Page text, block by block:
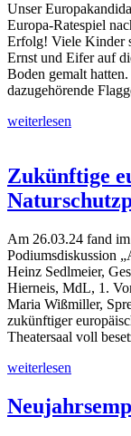
Unser
Europa-Ratespiel
Erfolg! Viele Kinder
Ernst und Eifer auf
Boden gemalt
dazugehörende
weiterlesen
Zukünftige
Am 26.03.24 fand
Podiumsdiskussion
Heinz Sedlmeier,
Hierneis, MdL, 1.
Maria Wißmiller,
zukünftiger
Theatersaal voll
weiterlesen